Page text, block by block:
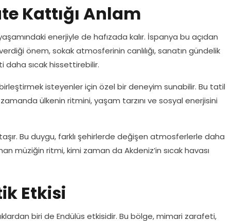
Kattığı Anlam
enerjiyle de hafızada kalır. İspanya bu açıdan
önem, sokak atmosferinin canlılığı, sanatın gündelik
sıcak hissettirebilir.
isteyenler için özel bir deneyim sunabilir. Bu tatil
ülkenin ritmini, yaşam tarzını ve sosyal enerjisini
Bu duygu, farklı şehirlerde değişen atmosferlerle daha
müziğin ritmi, kimi zaman da Akdeniz’in sıcak havası
Etkisi
biri de Endülüs etkisidir. Bu bölge, mimari zarafeti,